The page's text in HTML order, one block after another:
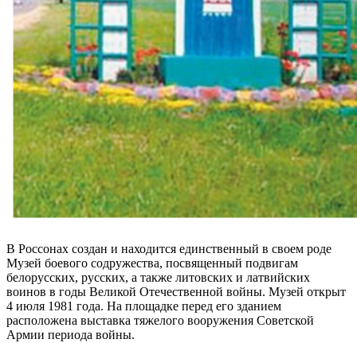
В Россонах создан и находится единственный в своем роде
Музей боевого содружества, посвященный подвигам
белорусских, русских, а также литовских и латвийских
воинов в годы Великой Отечественной войны. Музей открыт
4 июля 1981 года. На площадке перед его зданием
расположена выставка тяжелого вооружения Советской
Армии периода войны.